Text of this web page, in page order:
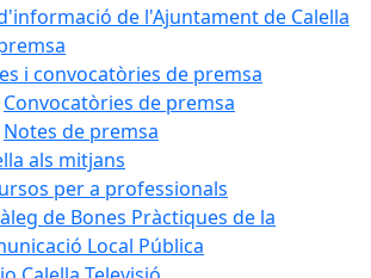
de l'Ajuntament de Calella
i convocatòries de premsa
Convocatòries de premsa
Notes de premsa
als mitjans
per a professionals
de Bones Pràctiques de la
Local Pública